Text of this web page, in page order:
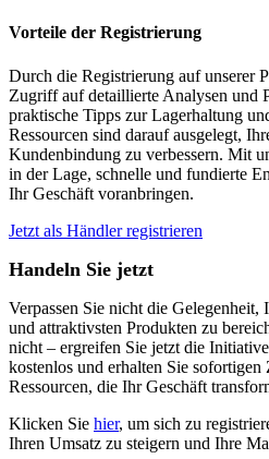
Vorteile der Registrierung
Durch die Registrierung auf unserer
Zugriff auf detaillierte Analysen und
praktische Tipps zur Lagerhaltung
Ressourcen sind darauf ausgelegt,
Kundenbindung zu verbessern. Mit
in der Lage, schnelle und fundierte
Ihr Geschäft voranbringen.
Jetzt als Händler registrieren
Handeln Sie jetzt
Verpassen Sie nicht die Gelegenheit,
und attraktivsten Produkten zu
nicht – ergreifen Sie jetzt die
kostenlos und erhalten Sie
Ressourcen, die Ihr Geschäft
Klicken Sie hier, um sich zu
Ihren Umsatz zu steigern und Ihre